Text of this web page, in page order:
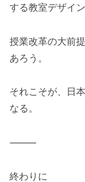
する教室デザイ
授業改革の大前
あろう。
それこそが、日
なる。
⸻
終わりに